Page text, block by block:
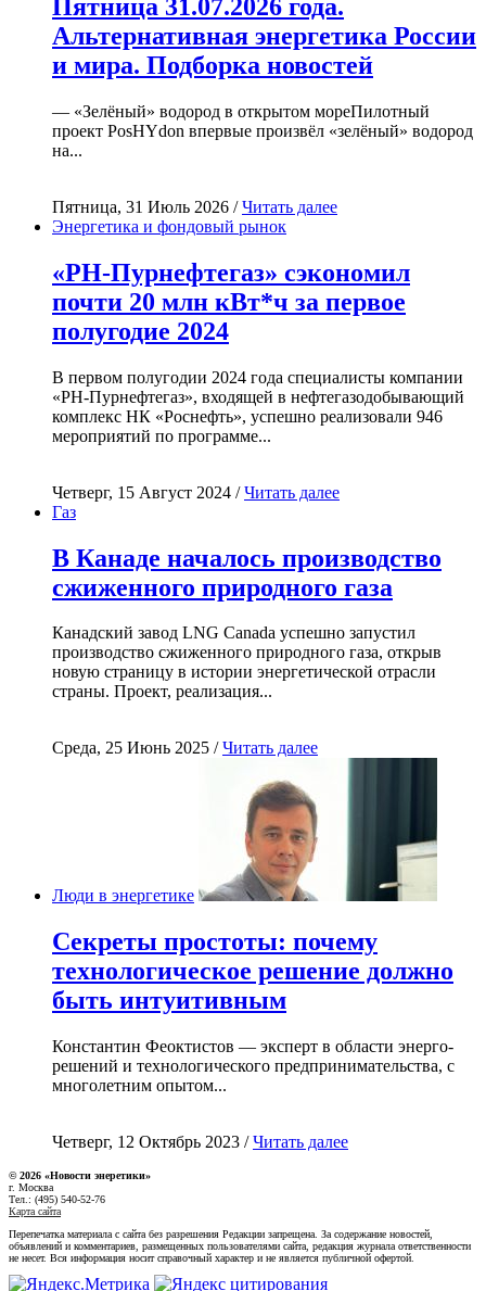
Пятница 31.07.2026 года.
Альтернативная энергетика России
и мира. Подборка новостей
— «Зелёный» водород в открытом мореПилотный
проект PosHYdon впервые произвёл «зелёный» водород
на...
Пятница, 31 Июль 2026 /Читать далее
Энергетика и фондовый рынок
«РН-Пурнефтегаз» сэкономил
почти 20 млн кВт*ч за первое
полугодие 2024
В первом полугодии 2024 года специалисты компании
«РН-Пурнефтегаз», входящей в нефтегазодобывающий
комплекс НК «Роснефть», успешно реализовали 946
мероприятий по программе...
Четверг, 15 Август 2024 /Читать далее
Газ
В Канаде началось производство
сжиженного природного газа
Канадский завод LNG Canada успешно запустил
производство сжиженного природного газа, открыв
новую страницу в истории энергетической отрасли
страны. Проект, реализация...
Среда, 25 Июнь 2025 /Читать далее
Люди в энергетике
Секреты простоты: почему
технологическое решение должно
быть интуитивным
Константин Феоктистов — эксперт в области энерго-
решений и технологического предпринимательства, с
многолетним опытом...
Четверг, 12 Октябрь 2023 /Читать далее
© 2026 «Новости энеретики»
г. Москва
Тел.: (495) 540-52-76
Карта сайта
Перепечатка материала с сайта без разрешения Редакции запрещена. За содержание новостей,
объявлений и комментариев, размещенных пользователями сайта, редакция журнала ответственности
не несет. Вся информация носит справочный характер и не является публичной офертой.